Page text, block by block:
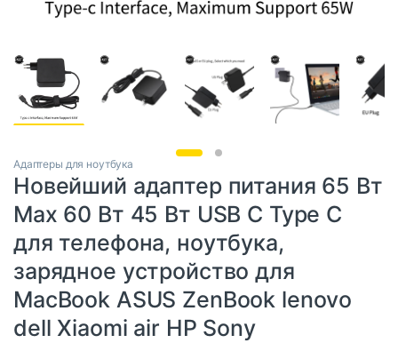
Адаптеры для ноутбука
Новейший адаптер питания 65 Вт
Max 60 Вт 45 Вт USB C Type C
для телефона, ноутбука,
зарядное устройство для
MacBook ASUS ZenBook lenovo
dell Xiaomi air HP Sony